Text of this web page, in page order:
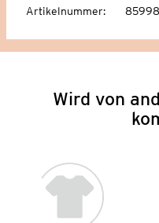
Artikelnummer:
Wird von